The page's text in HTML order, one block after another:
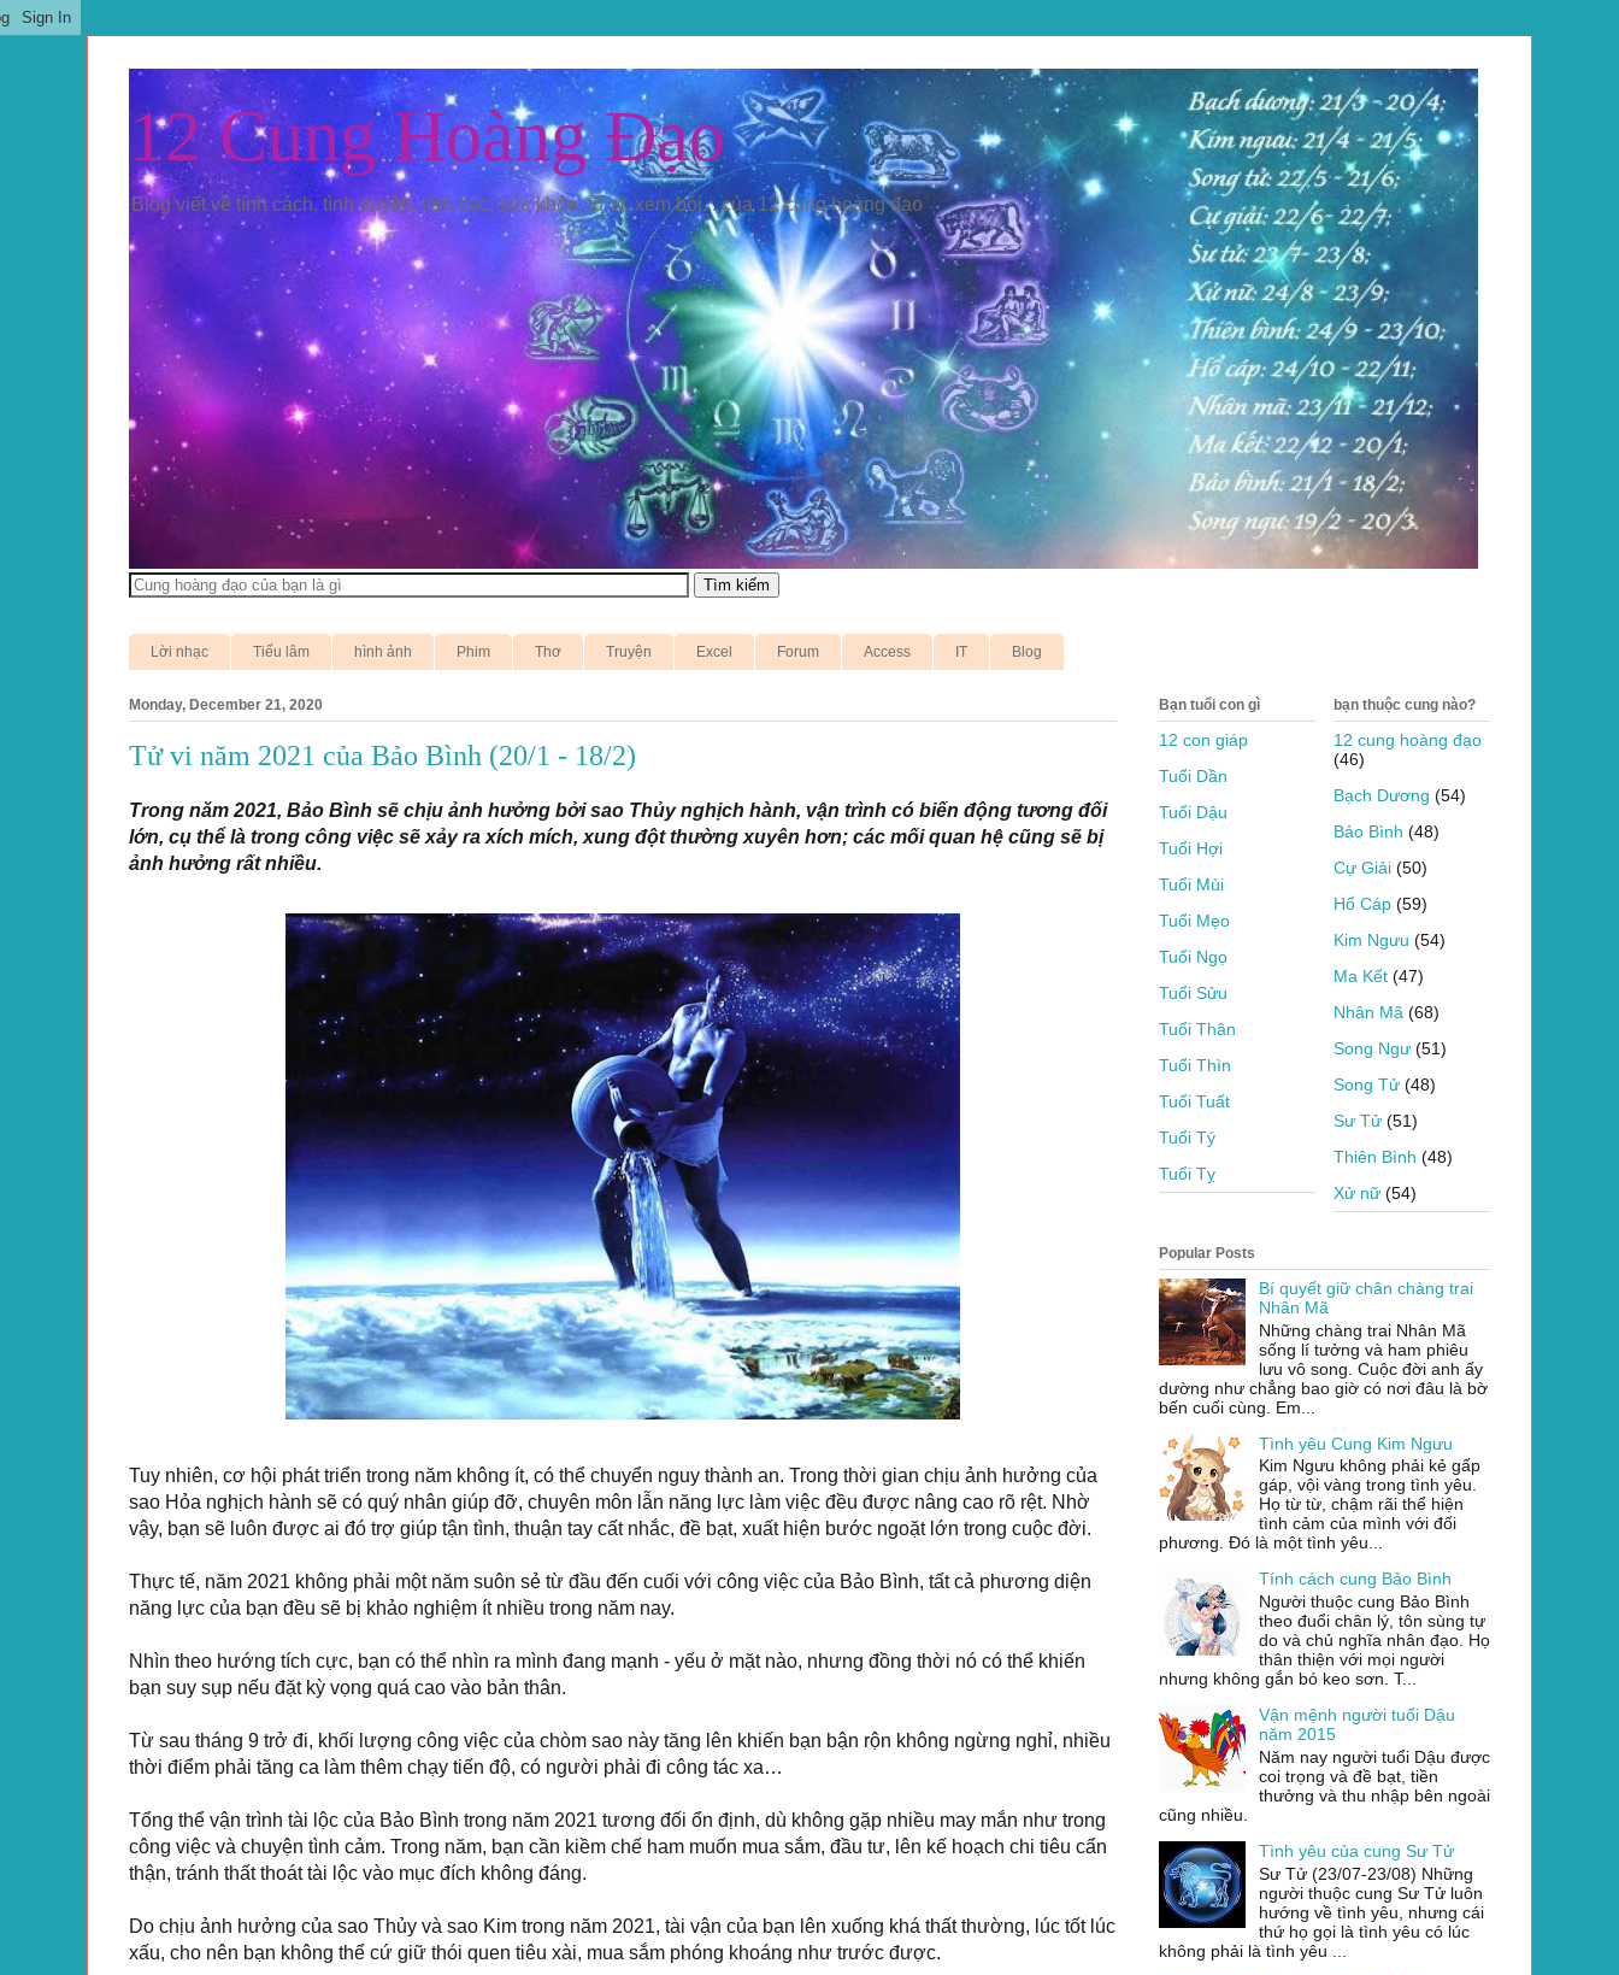
12 Cung Hoàng Đạo
Blog viết về tính cách, tình duyên, tiền bạc, sức khỏe, tử vi, xem bói... của 12 cung hoàng đạo
Lời nhạc Tiếu lâm hình ảnh Phim Thơ Truyện Excel Forum Access IT Blog
Monday, December 21, 2020
Tử vi năm 2021 của Bảo Bình (20/1 - 18/2)
Trong năm 2021, Bảo Bình sẽ chịu ảnh hưởng bởi sao Thủy nghịch hành, vận trình có biến động tương đối
lớn, cụ thể là trong công việc sẽ xảy ra xích mích, xung đột thường xuyên hơn; các mối quan hệ cũng sẽ bị
ảnh hưởng rất nhiều.
Tuy nhiên, cơ hội phát triển trong năm không ít, có thể chuyển nguy thành an. Trong thời gian chịu ảnh hưởng của
sao Hỏa nghịch hành sẽ có quý nhân giúp đỡ, chuyên môn lẫn năng lực làm việc đều được nâng cao rõ rệt. Nhờ
vậy, bạn sẽ luôn được ai đó trợ giúp tận tình, thuận tay cất nhắc, đề bạt, xuất hiện bước ngoặt lớn trong cuộc đời.
Thực tế, năm 2021 không phải một năm suôn sẻ từ đầu đến cuối với công việc của Bảo Bình, tất cả phương diện
năng lực của bạn đều sẽ bị khảo nghiệm ít nhiều trong năm nay.
Nhìn theo hướng tích cực, bạn có thể nhìn ra mình đang mạnh - yếu ở mặt nào, nhưng đồng thời nó có thể khiến
bạn suy sụp nếu đặt kỳ vọng quá cao vào bản thân.
Từ sau tháng 9 trở đi, khối lượng công việc của chòm sao này tăng lên khiến bạn bận rộn không ngừng nghỉ, nhiều
thời điểm phải tăng ca làm thêm chạy tiến độ, có người phải đi công tác xa…
Tổng thể vận trình tài lộc của Bảo Bình trong năm 2021 tương đối ổn định, dù không gặp nhiều may mắn như trong
công việc và chuyện tình cảm. Trong năm, bạn cần kiềm chế ham muốn mua sắm, đầu tư, lên kế hoạch chi tiêu cẩn
thận, tránh thất thoát tài lộc vào mục đích không đáng.
Do chịu ảnh hưởng của sao Thủy và sao Kim trong năm 2021, tài vận của bạn lên xuống khá thất thường, lúc tốt lúc
xấu, cho nên bạn không thể cứ giữ thói quen tiêu xài, mua sắm phóng khoáng như trước được.
Bạn tuổi con gì
12 con giáp
Tuổi Dần
Tuổi Dậu
Tuổi Hợi
Tuổi Mùi
Tuổi Mẹo
Tuổi Ngọ
Tuổi Sửu
Tuổi Thân
Tuổi Thìn
Tuổi Tuất
Tuổi Tý
Tuổi Tỵ
bạn thuộc cung nào?
12 cung hoàng đạo
(46)
Bạch Dương (54)
Bảo Bình (48)
Cự Giải (50)
Hổ Cáp (59)
Kim Ngưu (54)
Ma Kết (47)
Nhân Mã (68)
Song Ngư (51)
Song Tử (48)
Sư Tử (51)
Thiên Bình (48)
Xử nữ (54)
Popular Posts
Bí quyết giữ chân chàng trai
Nhân Mã
Những chàng trai Nhân Mã
sống lí tưởng và ham phiêu
lưu vô song. Cuộc đời anh ấy
dường như chẳng bao giờ có nơi đâu là bờ
bến cuối cùng. Em...
Tình yêu Cung Kim Ngưu
Kim Ngưu không phải kẻ gấp
gáp, vội vàng trong tình yêu.
Họ từ từ, chậm rãi thể hiện
tình cảm của mình với đối
phương. Đó là một tình yêu...
Tính cách cung Bảo Bình
Người thuộc cung Bảo Bình
theo đuổi chân lý, tôn sùng tự
do và chủ nghĩa nhân đạo. Họ
thân thiện với mọi người
nhưng không gắn bó keo sơn. T...
Vận mệnh người tuổi Dậu
năm 2015
Năm nay người tuổi Dậu được
coi trọng và đề bạt, tiền
thưởng và thu nhập bên ngoài
cũng nhiều.
Tình yêu của cung Sư Tử
Sư Tử (23/07-23/08) Những
người thuộc cung Sư Tử luôn
hướng về tình yêu, nhưng cái
thứ họ gọi là tình yêu có lúc
không phải là tình yêu ...